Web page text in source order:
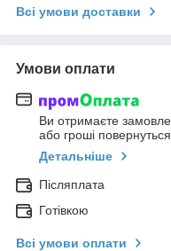
Всі умови доставки
Умови оплати
Ви отримаєте
або гроші
Детальніше
Післяплата
Готівкою
Всі умови оплати